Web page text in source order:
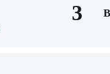
3